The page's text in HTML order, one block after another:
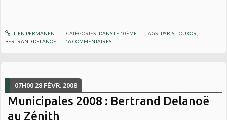
LIEN PERMANENT CATÉGORIES : DANS LE 10ÈME TAGS : PARIS LOUXOR
BERTRAND DELANOË
16 COMMENTAIRES
07H00 28 FÉVR. 2008
Municipales 2008 : Bertrand Delanoë
au Zénith